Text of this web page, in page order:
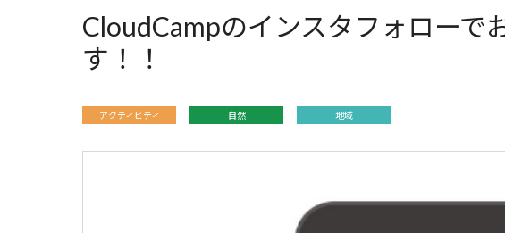
CloudCampのインスタフォローで
す！！
アクティビティ 自然 地域